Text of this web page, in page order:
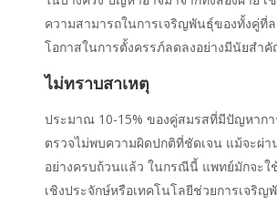
ความสามารถในการเจริญพันธุ์ของทั้งคู่ที่
โอกาสในการตั้งครรภ์ลดลงอย่างมีนัยสำ
ไม่ทราบสาเหตุ
ประมาณ 10-15% ของคู่สมรสที่มีปัญหากา
ตรวจไม่พบความผิดปกติที่ชัดเจน แม้จะผ่า
อย่างครบถ้วนแล้ว ในกรณีนี้ แพทย์มักจะใ
เชิงประจักษ์หรือเทคโนโลยีช่วยการเจริญ